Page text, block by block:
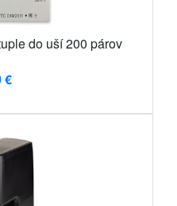
do uší 200 párov
€